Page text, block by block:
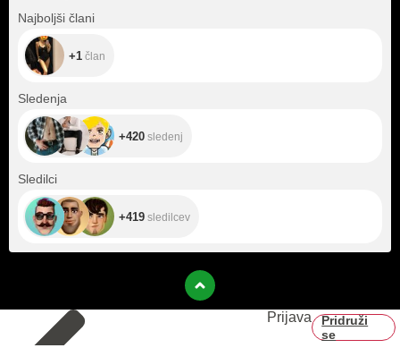
Najboljši člani
+1
+1 član
Sledenja
+420 sledenj
Sledilci
+419 sledilcev
Prijava
Pridruži
se